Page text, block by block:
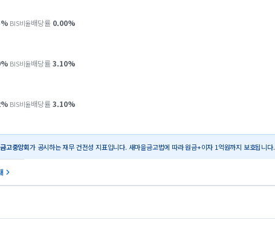
% BIS비율배당률 0.00%
% BIS비율배당률 3.10%
% BIS비율배당률 3.10%
고중앙회가 공시하는 재무 건전성 지표입니다. 새마을금고법에 따라 원금+이자 1억원까지 보호됩니다.